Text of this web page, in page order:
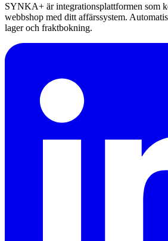
SYNKA+ är integrationsplattformen som
webbshop med ditt affärssystem.
lager och fraktbokning.